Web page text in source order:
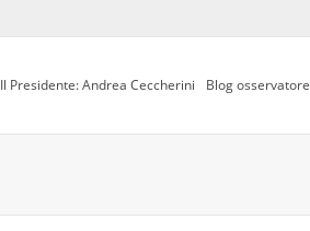
Il Presidente: Andrea Ceccherini Blog osservatore